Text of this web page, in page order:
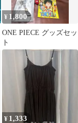
¥ 1,800
ONE PIECE グッズセッ
ト
¥ 1,333